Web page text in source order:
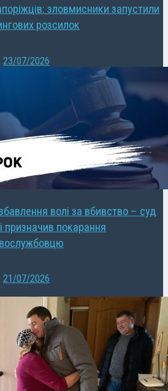
зловмисники запустили
розсилок
23/07/2026
волі за вбивство – суд
призначив покарання
21/07/2026